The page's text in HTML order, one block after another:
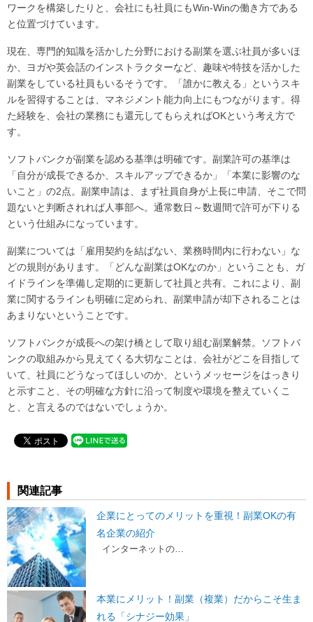
ワークを構築したりと、会社にも社員にもWin-Winの働き方である
と位置づけています。
現在、専門的知識を活かした分野における副業を選ぶ社員が多いほ
か、ヨガや英会話のインストラクターなど、趣味や特技を活かした
副業をしている社員もいるそうです。「誰かに教える」というスキ
ルを習得することは、マネジメント能力向上にもつながります。得
た経験を、会社の業務にも還元してもらえればOKという考え方で
す。
ソフトバンクが副業を認める基準は明確です。副業許可の基準は
「自分が成長できるか、スキルアップできるか」「本業に影響のな
いこと」の2点。副業申請は、まず社員自身が上長に申請、そこで問
題ないと判断されれば人事部へ。通常数日～数週間で許可が下りる
という仕組みになっています。
副業については「雇用契約を結ばない、業務時間内に行わない」な
どの規則があります。「どんな副業はOKなのか」ということも、ガ
イドラインを準備し定期的に更新して社員と共有。これにより、副
業に関するラインも明確に定められ、副業申請が却下されることは
あまりないということです。
ソフトバンクが成長への架け橋として取り組む副業解禁。ソフトバ
ンクの取組みから見えてくる大切なことは、会社がどこを目指して
いて、社員にどうなってほしいのか、というメッセージをはっきり
と示すこと、その明確な方針に沿って制度や環境を整えていくこ
と、と言えるのではないでしょうか。
関連記事
企業にとってのメリットを重視！副業OKの有
名企業の紹介
インターネットの…
本業にメリット！副業（複業）だからこそ生ま
れる「シナジー効果」